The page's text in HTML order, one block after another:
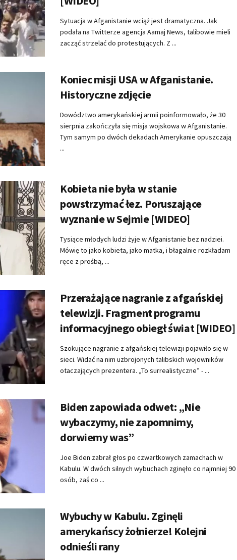
Sytuacja w Afganistanie wciąż jest dramatyczna. Jak
podała na Twitterze agencja Aamaj News, talibowie mieli
zacząć strzelać do protestujących. Z ...
Koniec misji USA w Afganistanie.
Historyczne zdjęcie
Dowództwo amerykańskiej armii poinformowało, że 30
sierpnia zakończyła się misja wojskowa w Afganistanie.
Tym samym po dwóch dekadach Amerykanie opuszczają
...
Kobieta nie była w stanie
powstrzymać łez. Poruszające
wyznanie w Sejmie [WIDEO]
Tysiące młodych ludzi żyje w Afganistanie bez nadziei.
Mówię to jako kobieta, jako matka, i błagalnie rozkładam
ręce z prośbą, ...
Przerażające nagranie z afgańskiej
telewizji. Fragment programu
informacyjnego obiegł świat [WIDEO]
Szokujące nagranie z afgańskiej telewizji pojawiło się w
sieci. Widać na nim uzbrojonych talibskich wojowników
otaczających prezentera. „To surrealistyczne” - ...
Biden zapowiada odwet: „Nie
wybaczymy, nie zapomnimy,
dorwiemy was”
Joe Biden zabrał głos po czwartkowych zamachach w
Kabulu. W dwóch silnych wybuchach zginęło co najmniej 90
osób, zaś co ...
Wybuchy w Kabulu. Zginęli
amerykańscy żołnierze! Kolejni
odnieśli rany